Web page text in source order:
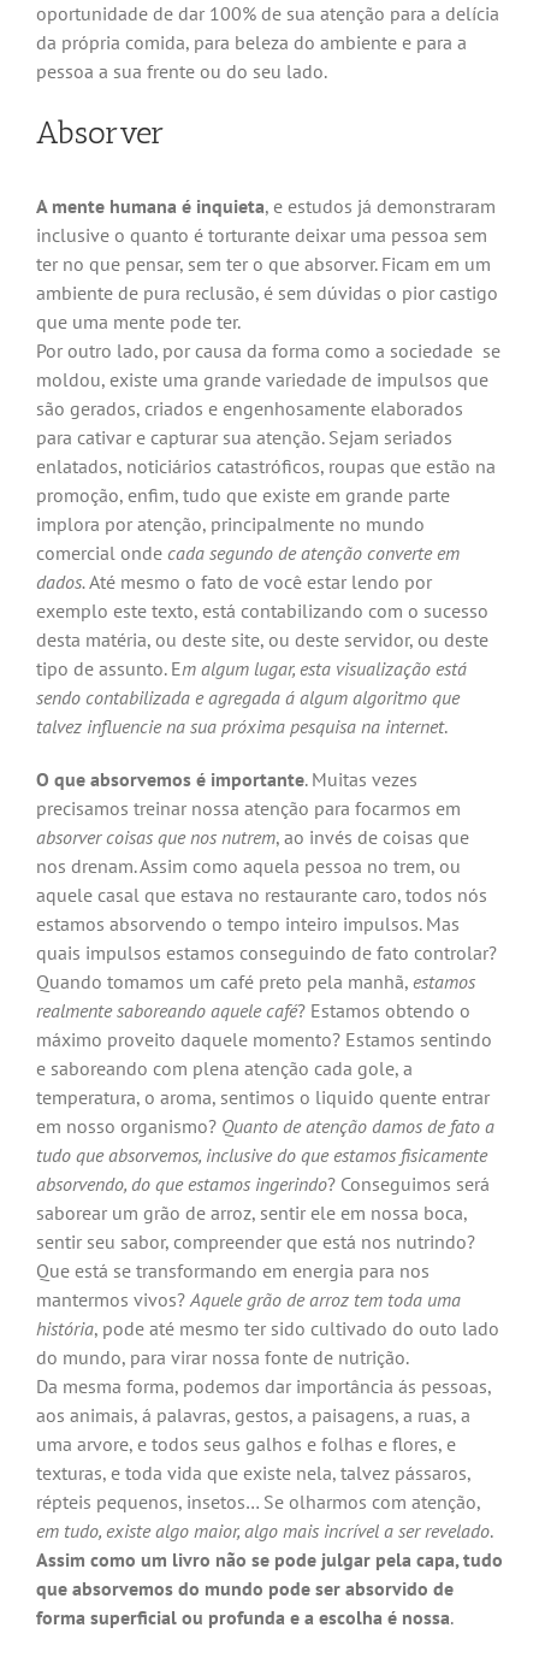
oportunidade de dar 100% de sua atenção para a delícia
da própria comida, para beleza do ambiente e para a
pessoa a sua frente ou do seu lado.
Absorver
A mente humana é inquieta, e estudos já demonstraram
inclusive o quanto é torturante deixar uma pessoa sem
ter no que pensar, sem ter o que absorver. Ficam em um
ambiente de pura reclusão, é sem dúvidas o pior castigo
que uma mente pode ter.
Por outro lado, por causa da forma como a sociedade se
moldou, existe uma grande variedade de impulsos que
são gerados, criados e engenhosamente elaborados
para cativar e capturar sua atenção. Sejam seriados
enlatados, noticiários catastróficos, roupas que estão na
promoção, enfim, tudo que existe em grande parte
implora por atenção, principalmente no mundo
comercial onde cada segundo de atenção converte em
dados.Até mesmo o fato de você estar lendo por
exemplo este texto, está contabilizando com o sucesso
desta matéria, ou deste site, ou deste servidor, ou deste
tipo de assunto. Em algum lugar, esta visualização está
sendo contabilizada e agregada á algum algoritmo que
talvez influencie na sua próxima pesquisa na internet.
O que absorvemos é importante. Muitas vezes
precisamos treinar nossa atenção para focarmos em
absorver coisas que nos nutrem, ao invés de coisas que
nos drenam. Assim como aquela pessoa no trem, ou
aquele casal que estava no restaurante caro, todos nós
estamos absorvendo o tempo inteiro impulsos. Mas
quais impulsos estamos conseguindo de fato controlar?
Quando tomamos um café preto pela manhã, estamos
realmente saboreando aquele café? Estamos obtendo o
máximo proveito daquele momento? Estamos sentindo
e saboreando com plena atenção cada gole, a
temperatura, o aroma, sentimos o liquido quente entrar
em nosso organismo? Quanto de atenção damos de fato a
tudo que absorvemos, inclusive do que estamos fisicamente
absorvendo, do que estamos ingerindo? Conseguimos será
saborear um grão de arroz, sentir ele em nossa boca,
sentir seu sabor, compreender que está nos nutrindo?
Que está se transformando em energia para nos
mantermos vivos?Aquele grão de arroz tem toda uma
história, pode até mesmo ter sido cultivado do outo lado
do mundo, para virar nossa fonte de nutrição.
Da mesma forma, podemos dar importância ás pessoas,
aos animais, á palavras, gestos, a paisagens, a ruas, a
uma arvore, e todos seus galhos e folhas e flores, e
texturas, e toda vida que existe nela, talvez pássaros,
répteis pequenos, insetos… Se olharmos com atenção,
em tudo, existe algo maior, algo mais incrível a ser revelado.
Assim como um livro não se pode julgar pela capa, tudo
que absorvemos do mundo pode ser absorvido de
forma superficial ou profunda e a escolha é nossa.